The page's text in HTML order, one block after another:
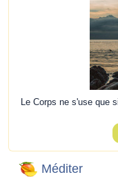
Le Corps ne s'use que
Méditer